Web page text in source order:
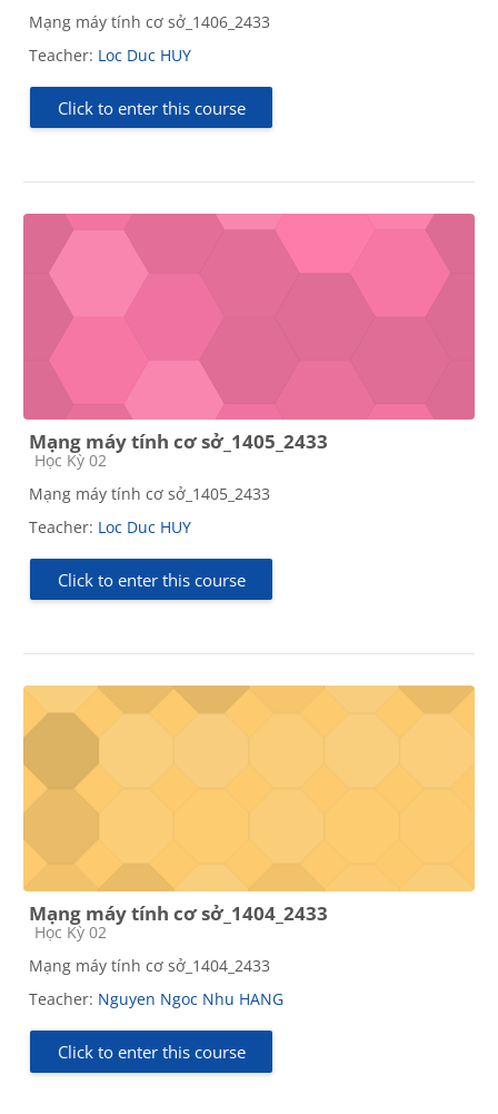
Mạng máy tính cơ sở_1406_2433
Teacher: Loc Duc HUY
Click to enter this course
Mạng máy tính cơ sở_1405_2433
Course category
Học Kỳ 02
Mạng máy tính cơ sở_1405_2433
Teacher: Loc Duc HUY
Click to enter this course
Mạng máy tính cơ sở_1404_2433
Course category
Học Kỳ 02
Mạng máy tính cơ sở_1404_2433
Teacher: Nguyen Ngoc Nhu HANG
Click to enter this course